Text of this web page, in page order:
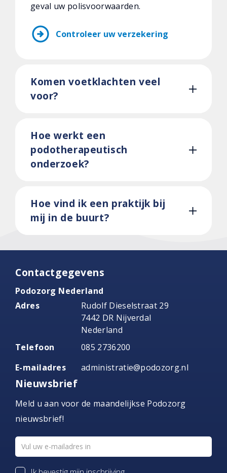
geval uw polisvoorwaarden.
arrow_circle_right Controleer uw verzekering
Komen voetklachten veel
voor?
Hoe werkt een
podotherapeutisch
onderzoek?
Hoe vind ik een praktijk bij
mij in de buurt?
Contactgegevens
Podozorg Nederland
Adres
Rudolf Dieselstraat 29
7442 DR Nijverdal
Nederland
Telefoon
085 2736200
E-mailadres
administratie@podozorg.nl
Nieuwsbrief
Meld u aan voor de maandelijkse Podozorg
nieuwsbrief!